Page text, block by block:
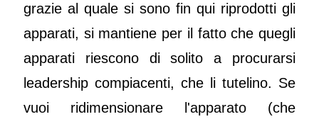
grazie al quale si sono fin qui riprodotti gli
apparati, si mantiene per il fatto che quegli
apparati riescono di solito a procurarsi
leadership compiacenti, che li tutelino. Se
vuoi ridimensionare l'apparato (che